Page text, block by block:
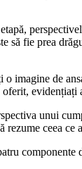
să fie prea
imagine de
evidențiați
unui
rezume ceea ce
componente